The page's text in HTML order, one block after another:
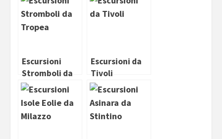
Escursioni
Stromboli da
Tropea
Escursioni da
Tivoli